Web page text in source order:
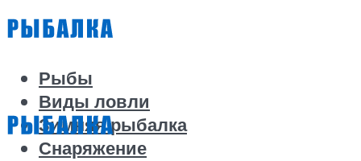
Рыбы
Виды ловли
Зимняя рыбалка
Снаряжение